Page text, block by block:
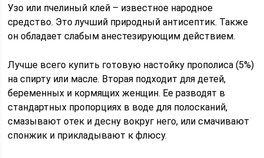
Узо или пчелиный клей – известное народное
средство. Это лучший природный антисептик. Также
он обладает слабым анестезирующим действием.
Лучше всего купить готовую настойку прополиса (5%)
на спирту или масле. Вторая подходит для детей,
беременных и кормящих женщин. Ее разводят в
стандартных пропорциях в воде для полосканий,
смазывают отек и десну вокруг него, или смачивают
спонжик и прикладывают к флюсу.